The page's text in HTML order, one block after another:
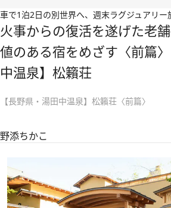
車で1泊2日の別世界へ、週末ラグジュアリー
火事からの復活を遂げた老
値のある宿をめざす〈前篇
中温泉】松籟荘
【長野県・湯田中温泉】松籟荘〈前篇〉
野添ちかこ